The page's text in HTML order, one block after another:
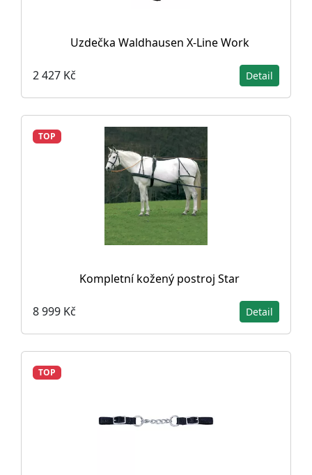
Uzdečka Waldhausen X-Line Work
2 427 Kč Detail
TOP
Kompletní kožený postroj Star
8 999 Kč Detail
TOP